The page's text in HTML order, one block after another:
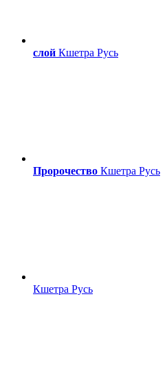
слой Кшетра Русь
Пророчество Кшетра Русь
Кшетра Русь